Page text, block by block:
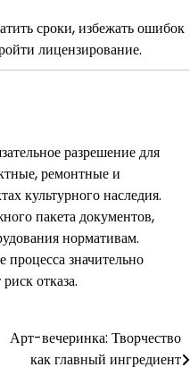
сроки, избежать ошибок
лицензирование.
разрешение для
ремонтные и
культурного наследия.
пакета документов,
нормативам.
значительно
отказа.
Арт-вечеринка: Творчество
как главный ингредиент